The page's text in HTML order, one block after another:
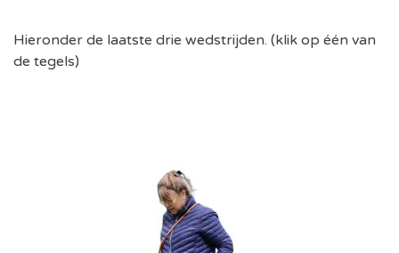
Hieronder de laatste drie wedstrijden. (klik op één van
de tegels)